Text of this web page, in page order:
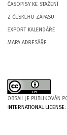
ČASOPISY KE STAŽENÍ
Z ČESKÉHO ZÁPASU
EXPORT KALENDÁŘE
MAPA ADRESÁŘE
OBSAH JE PUBLIKOVÁN
INTERNATIONAL LICENSE